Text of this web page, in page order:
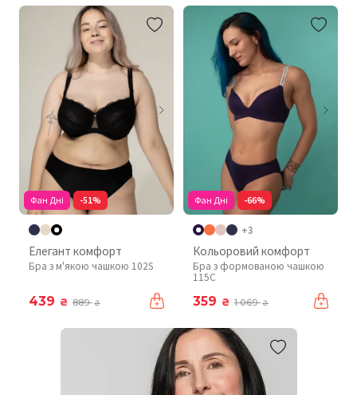
Фан Дні -51%
Елегант комфорт
Бра з м'якою чашкою 102S
439 ₴ 889₴
Фан Дні -66%
+3
Кольоровий комфорт
Бра з формованою чашкою
115C
359 ₴ 1 069₴